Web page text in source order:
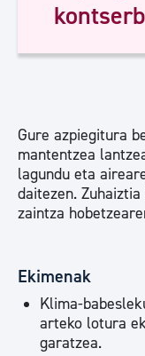
Gure azpiegitura
mantentzea
lagundu eta
daitezen.
zaintza
Ekimenak
Klima-
arteko lotura
garatzea.